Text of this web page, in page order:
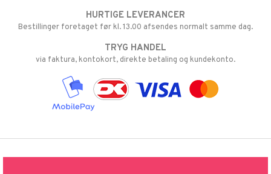
HURTIGE LEVERANCER
Bestillinger foretaget før kl. 13.00 afsendes normalt samme dag.
TRYG HANDEL
via faktura, kontokort, direkte betaling og kundekonto.